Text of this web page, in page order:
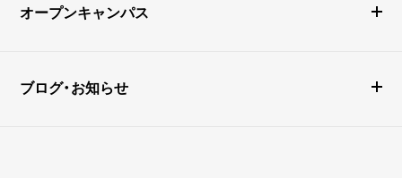
オープンキャンパス
ブログ・お知らせ